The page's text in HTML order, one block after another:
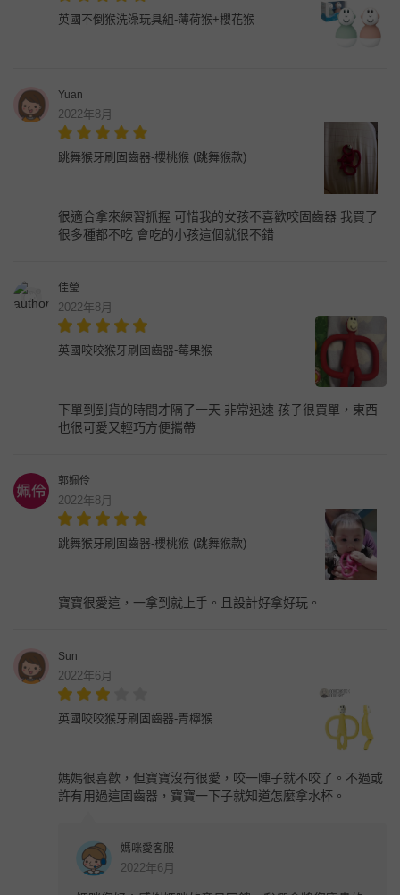
英國不倒猴洗澡玩具組-薄荷猴+櫻花猴
Yuan
2022年8月
跳舞猴牙刷固齒器-櫻桃猴 (跳舞猴款)
很適合拿來練習抓握 可惜我的女孩不喜歡咬固齒器 我買了
很多種都不吃 會吃的小孩這個就很不錯
佳瑩
2022年8月
英國咬咬猴牙刷固齒器-莓果猴
下單到到貨的時間才隔了一天 非常迅速 孩子很買單，東西
也很可愛又輕巧方便攜帶
郭姵伶
2022年8月
跳舞猴牙刷固齒器-櫻桃猴 (跳舞猴款)
寶寶很愛這，一拿到就上手。且設計好拿好玩。
Sun
2022年6月
英國咬咬猴牙刷固齒器-青檸猴
媽媽很喜歡，但寶寶沒有很愛，咬一陣子就不咬了。不過或
許有用過這固齒器，寶寶一下子就知道怎麼拿水杯。
媽咪愛客服
2022年6月